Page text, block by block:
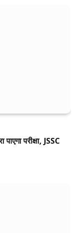
परीक्षा, JSSC